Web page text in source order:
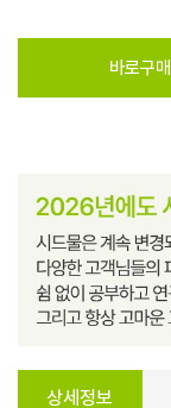
바로구매
상세정보